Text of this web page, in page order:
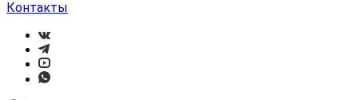
Контакты